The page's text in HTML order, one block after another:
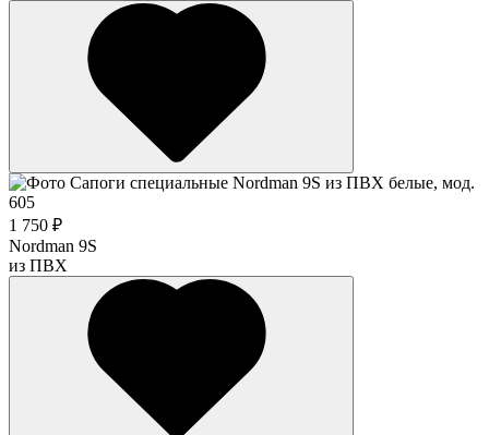
1 750 ₽
Nordman 9S
из ПВХ